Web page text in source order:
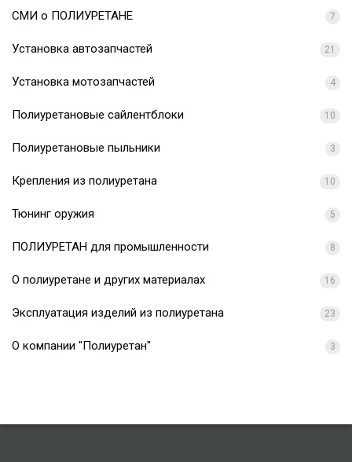
СМИ о ПОЛИУРЕТАНЕ 7
Установка автозапчастей 21
Установка мотозапчастей 4
Полиуретановые сайлентблоки 10
Полиуретановые пыльники 3
Крепления из полиуретана 10
Тюнинг оружия 5
ПОЛИУРЕТАН для промышленности 8
О полиуретане и других материалах 16
Эксплуатация изделий из полиуретана 23
О компании "Полиуретан" 3